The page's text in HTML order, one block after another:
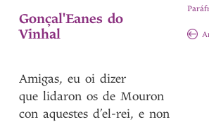
Gonçal'Eanes do
Vinhal
Amigas, eu oi dizer
que lidaron os de Mouron
con aquestes d’el-rei, e non